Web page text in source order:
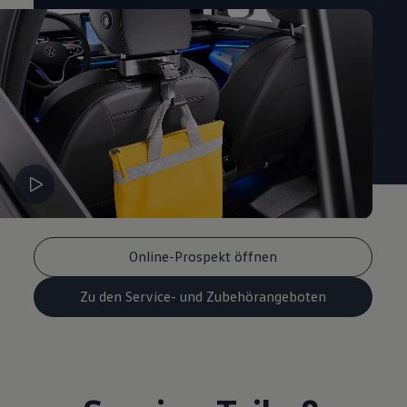
Magazin
Lifestyle
Transport
Familie
Elektromobilität
Volkswagen R
Pannen- und Unfallhilfe
Volkswagen Kundenbetreuung
Online-Prospekt öffnen
Zu den Service- und Zubehörangeboten